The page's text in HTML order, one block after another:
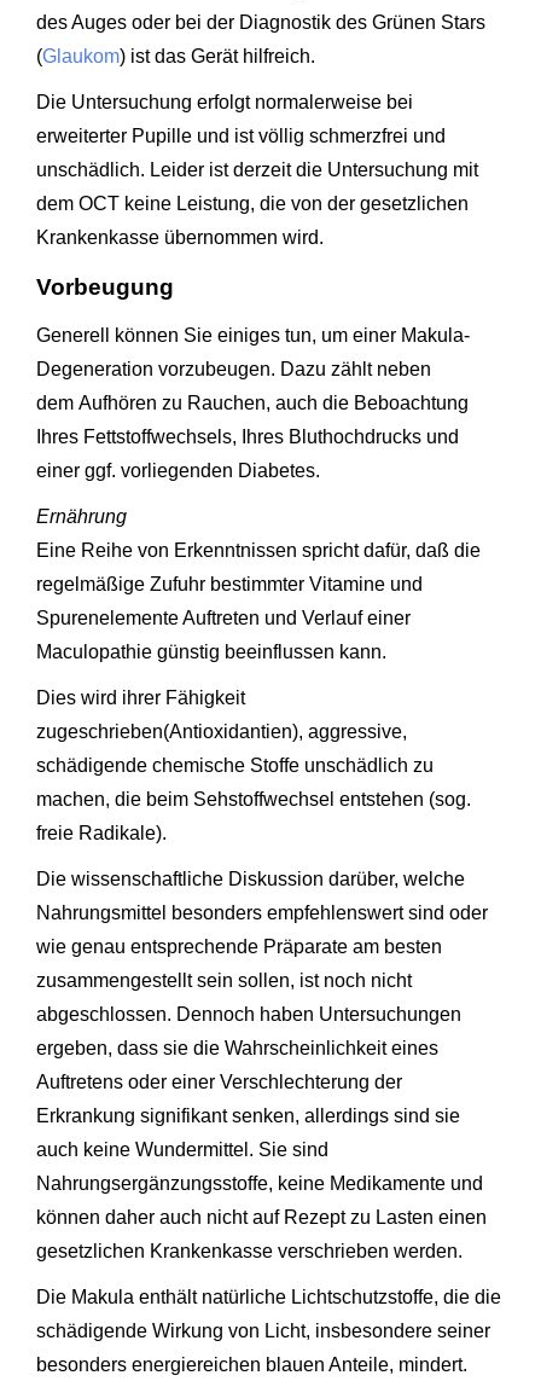
des Auges oder bei der Diagnostik des Grünen Stars
(Glaukom) ist das Gerät hilfreich.
Die Untersuchung erfolgt normalerweise bei
erweiterter Pupille und ist völlig schmerzfrei und
unschädlich. Leider ist derzeit die Untersuchung mit
dem OCT keine Leistung, die von der gesetzlichen
Krankenkasse übernommen wird.
Vorbeugung
Generell können Sie einiges tun, um einer Makula-
Degeneration vorzubeugen. Dazu zählt neben
dem Aufhören zu Rauchen, auch die Beboachtung
Ihres Fettstoffwechsels, Ihres Bluthochdrucks und
einer ggf. vorliegenden Diabetes.
Ernährung
Eine Reihe von Erkenntnissen spricht dafür, daß die
regelmäßige Zufuhr bestimmter Vitamine und
Spurenelemente Auftreten und Verlauf einer
Maculopathie günstig beeinflussen kann.
Dies wird ihrer Fähigkeit
zugeschrieben(Antioxidantien), aggressive,
schädigende chemische Stoffe unschädlich zu
machen, die beim Sehstoffwechsel entstehen (sog.
freie Radikale).
Die wissenschaftliche Diskussion darüber, welche
Nahrungsmittel besonders empfehlenswert sind oder
wie genau entsprechende Präparate am besten
zusammengestellt sein sollen, ist noch nicht
abgeschlossen. Dennoch haben Untersuchungen
ergeben, dass sie die Wahrscheinlichkeit eines
Auftretens oder einer Verschlechterung der
Erkrankung signifikant senken, allerdings sind sie
auch keine Wundermittel. Sie sind
Nahrungsergänzungsstoffe, keine Medikamente und
können daher auch nicht auf Rezept zu Lasten einen
gesetzlichen Krankenkasse verschrieben werden.
Die Makula enthält natürliche Lichtschutzstoffe, die die
schädigende Wirkung von Licht, insbesondere seiner
besonders energiereichen blauen Anteile, mindert.